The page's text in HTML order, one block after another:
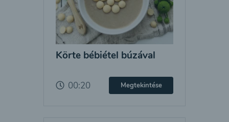
Körte bébiétel búzával
00:20 Megtekintése